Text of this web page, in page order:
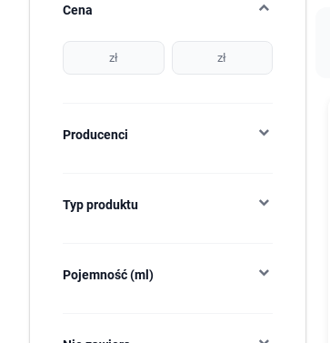
Cena
zł zł
Producenci
Typ produktu
Pojemność (ml)